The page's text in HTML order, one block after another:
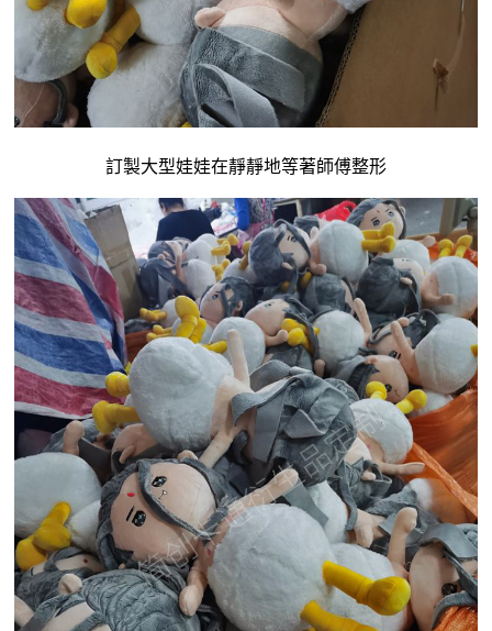
訂製大型娃娃在靜靜地等著師傅整形